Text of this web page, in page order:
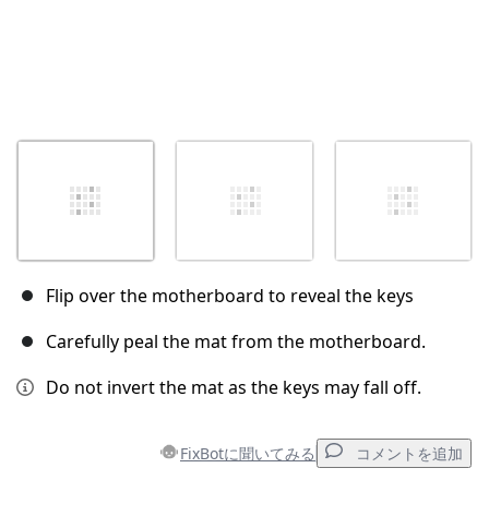
Flip over the motherboard to reveal the keys
Carefully peal the mat from the motherboard.
Do not invert the mat as the keys may fall off.
FixBotに聞いてみる コメントを追加